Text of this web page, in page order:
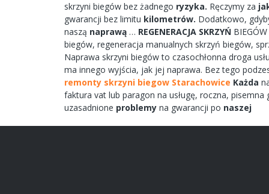
skrzyni biegów bez żadnego ryzyka. Ręczymy za
gwarancji bez limitu kilometrów. Dodatkowo,
naszą naprawą … REGENERACJA SKRZYŃ BIEGÓW
biegów, regeneracja manualnych skrzyń biegów,
Naprawa skrzyni biegówto czasochłonna droga
ma innego wyjścia, jak jej naprawa. Bez tego
remonty skrzyni biegow Starachowice Każda
faktura vat lub paragon na usługę, roczna, pisemna
uzasadnione problemy na gwarancji po naszej